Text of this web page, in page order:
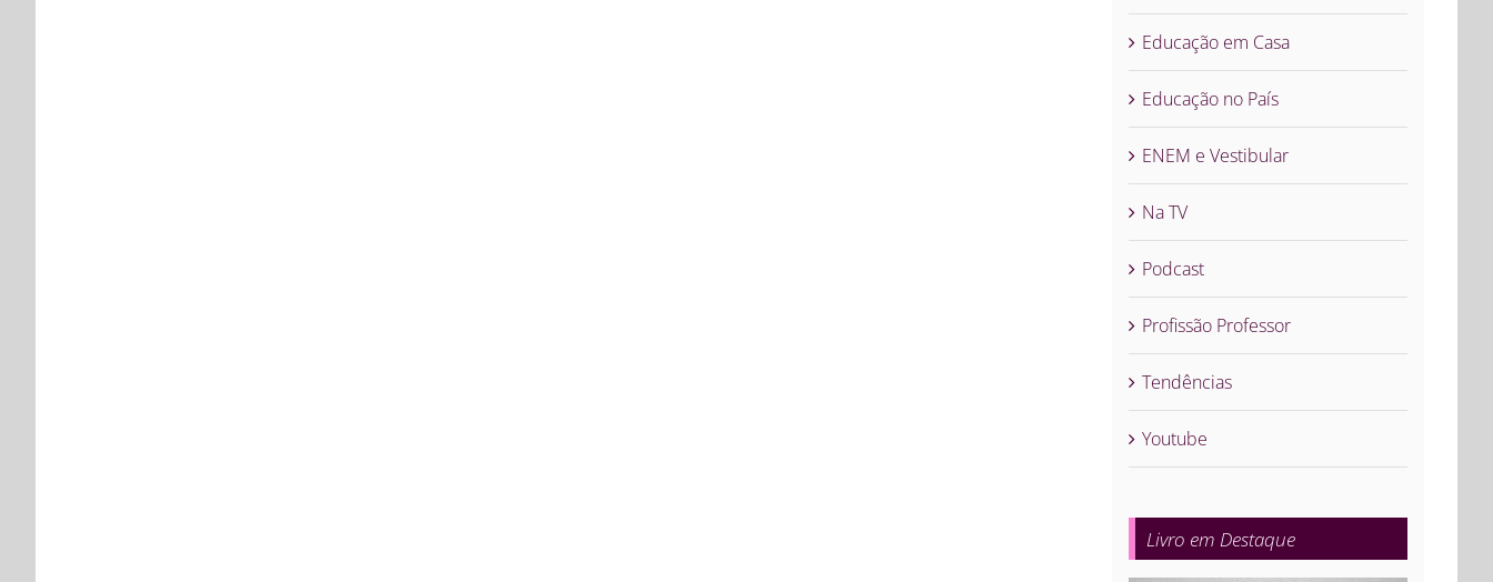
Educação em Casa
Educação no País
ENEM e Vestibular
Na TV
Podcast
Profissão Professor
Tendências
Youtube
Livro em Destaque